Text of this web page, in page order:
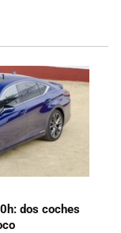
dos coches